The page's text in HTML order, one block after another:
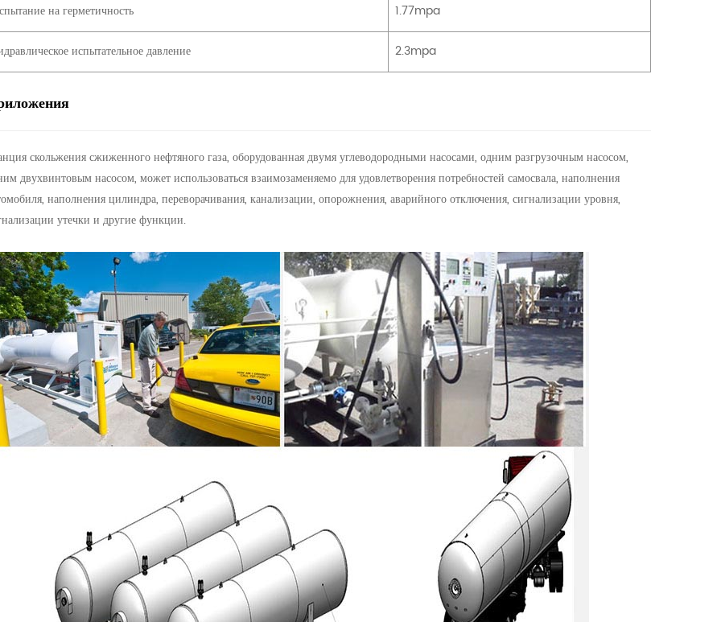
на герметичность 1.77mpa
испытательное давление 2.3mpa
скольжения сжиженного нефтяного газа, оборудованная двумя углеводородными насосами, одним разгрузочным насосом,
двухвинтовым насосом, может использоваться взаимозаменяемо для удовлетворения потребностей самосвала, наполнения
наполнения цилиндра, переворачивания, канализации, опорожнения, аварийного отключения, сигнализации уровня,
утечки и другие функции.